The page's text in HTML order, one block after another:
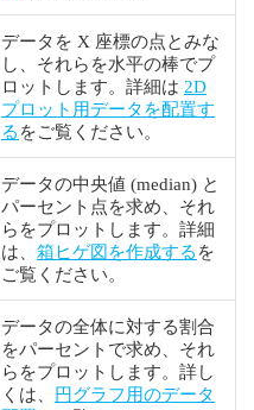
データを X 座標の点とみな
し、それらを水平の棒でプ
ロットします。詳細は 2D
プロット用データを配置す
る をご覧ください。
データの中央値 (median) と
パーセント点を求め、それ
らをプロットします。詳細
は、 箱ヒゲ図を作成する を
ご覧ください。
データの全体に対する割合
をパーセントで求め、それ
らをプロットします。詳し
くは、 円グラフ用のデータ